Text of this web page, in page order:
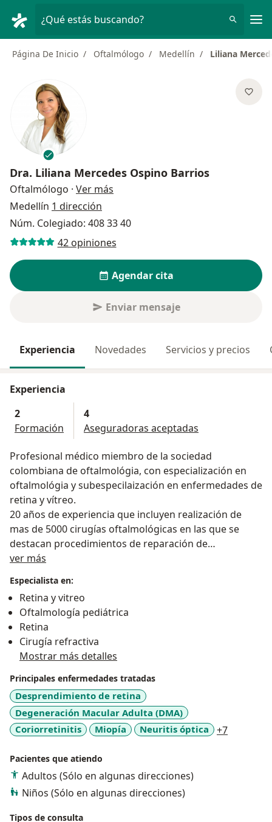
¿Qué estás buscando?
Página De Inicio Oftalmólogo Medellín Liliana
Dra. Liliana Mercedes Ospino Barrios
Oftalmólogo · Ver más
Medellín 1 dirección
Núm. Colegiado: 408 33 40
42 opiniones
Agendar cita
Enviar mensaje
Experiencia Novedades Servicios y precios
Experiencia
2
Formación
4
Aseguradoras aceptadas
Profesional médico miembro de la sociedad
colombiana de oftalmológia, con especialización en
oftalmológia y subespecilaización en enfermedades de
retina y vítreo.
20 años de experiencia que incluyen realización de
mas de 5000 cirugías oftalmológicas en las que se
destacan procedimientos de reparación de
desprendimiento de retina complejo, traccional o
ocular urgente, cirugía de catarata , cirugía láser,
tratamiento de afaquia y rehabilitación con implante
de lentes secundarios tipo artisan o de sutura escleral,
cirugía y evaluación de retinopatía de la prematuridad.
Disponibilidad para consulta programada y urgente.
capacitación en ayudas diagnósticas como angiografía
de campo amplio, ecografía ocular, tomografías de
coherencia óptica macular y de nervio óptico,
Realización de Biofotomodulación para manejo de
Degeneración macular asociada a la edad
ver más
Especialista en:
Retina y vitreo
Oftalmología pediátrica
Retina
Cirugía refractiva
Mostrar más detalles
Principales enfermedades tratadas
Desprendimiento de retina
Degeneración Macular Adulta (DMA)
Coriorretinitis
Miopía Neuritis óptica +7
Pacientes que atiendo
Adultos (Sólo en algunas direcciones)
Niños (Sólo en algunas direcciones)
Tipos de consulta